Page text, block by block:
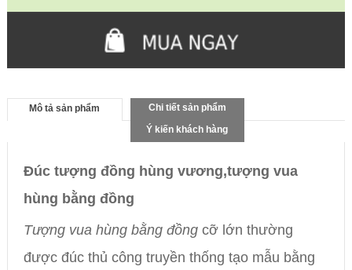
Mô tả sản phẩm
Chi tiết sản phẩm
Ý kiến khách hàng
Đúc tượng đồng hùng vương,tượng vua
hùng bằng đồng
Tượng vua hùng bằng đồngcỡ lớn thường
được đúc thủ công truyền thống tạo mẫu bằng